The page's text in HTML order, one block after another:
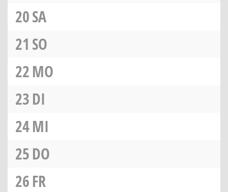
20SA
21 SO
22MO
23DI
24MI
25DO
26FR